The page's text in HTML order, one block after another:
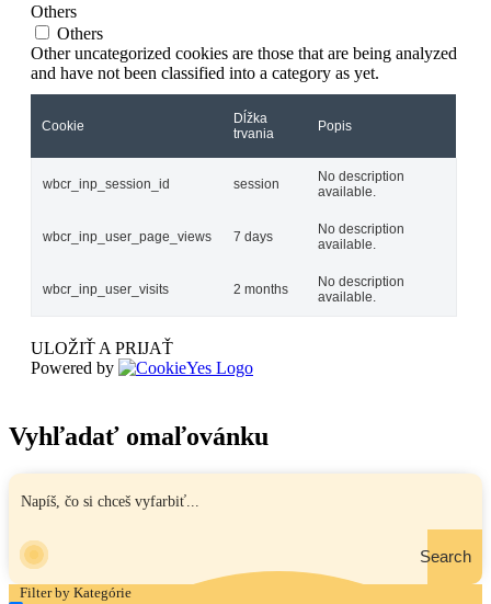
Others
Others
Other uncategorized cookies are those that are being analyzed
and have not been classified into a category as yet.
Cookie
Dĺžka
trvania
Popis
wbcr_inp_session_id session
No description
available.
wbcr_inp_user_page_views 7 days
No description
available.
wbcr_inp_user_visits 2 months
No description
available.
ULOŽIŤ A PRIJAŤ
Powered by
Vyhľadať omaľovánku
Search
Filter by Kategórie